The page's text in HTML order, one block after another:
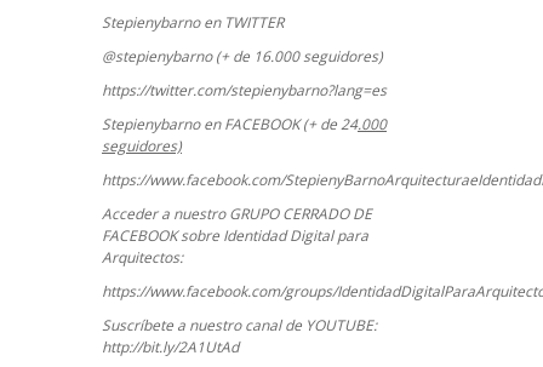
Stepienybarno en TWITTER
@stepienybarno (+ de 16.000 seguidores)
https://twitter.com/stepienybarno?lang=es
Stepienybarno en FACEBOOK (+ de 24.000
seguidores)
https://www.facebook.com/
Acceder a nuestro GRUPO CERRADO DE
FACEBOOK sobre Identidad Digital para
Arquitectos:
https://www.facebook.com/groups/
Suscríbete a nuestro canal de YOUTUBE:
http://bit.ly/2A1UtAd